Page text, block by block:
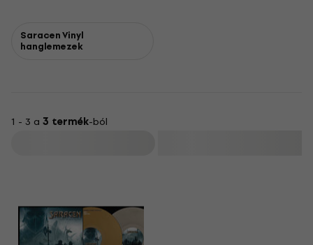
Saracen Vinyl
hanglemezek
1 - 3 a 3 termék-ból